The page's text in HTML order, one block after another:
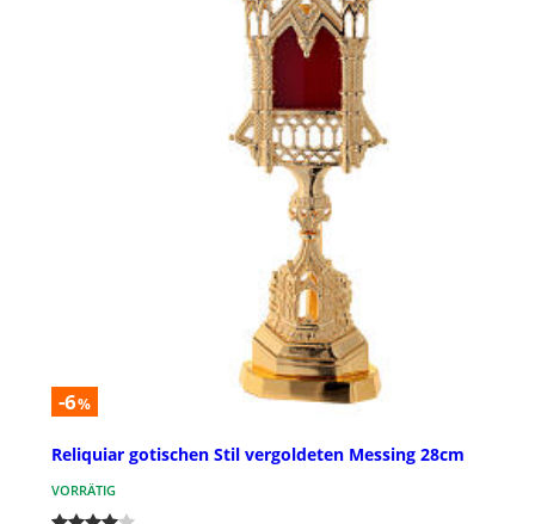
-6%
Reliquiar gotischen Stil vergoldeten Messing 28cm
VORRÄTIG